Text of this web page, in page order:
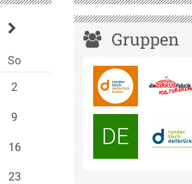
So
2
9
16
23
Gruppen
DE